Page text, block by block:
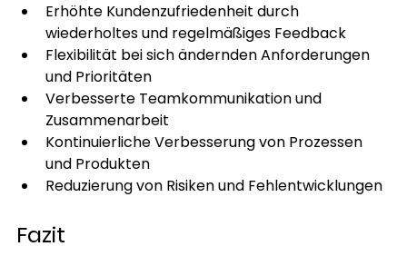
Erhöhte Kundenzufriedenheit durch
wiederholtes und regelmäßiges Feedback
Flexibilität bei sich ändernden Anforderungen
und Prioritäten
Verbesserte Teamkommunikation und
Zusammenarbeit
Kontinuierliche Verbesserung von Prozessen
und Produkten
Reduzierung von Risiken und Fehlentwicklungen
Fazit